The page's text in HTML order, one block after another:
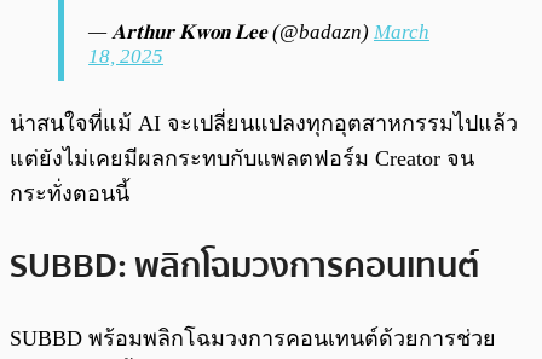
— 𝐀𝐫𝐭𝐡𝐮𝐫 𝐊𝐰𝐨𝐧 𝐋𝐞𝐞 (@badazn) March
18, 2025
น่าสนใจที่แม้ AI จะเปลี่ยนแปลงทุกอุตสาหกรรมไปแล้ว
แต่ยังไม่เคยมีผลกระทบกับแพลตฟอร์ม Creator จน
กระทั่งตอนนี้
SUBBD: พลิกโฉมวงการคอนเทนต์
SUBBD พร้อมพลิกโฉมวงการคอนเทนต์ด้วยการช่วย